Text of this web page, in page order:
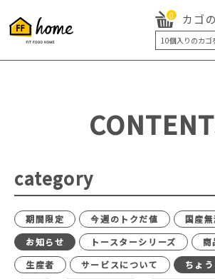
0 カゴ
10個入りのカ
5個入り
20個入り
最
category
期間限定 今週のトクだ値
国産
お知らせ
トースターシリーズ
商
生産者
サービスについて
ちょ